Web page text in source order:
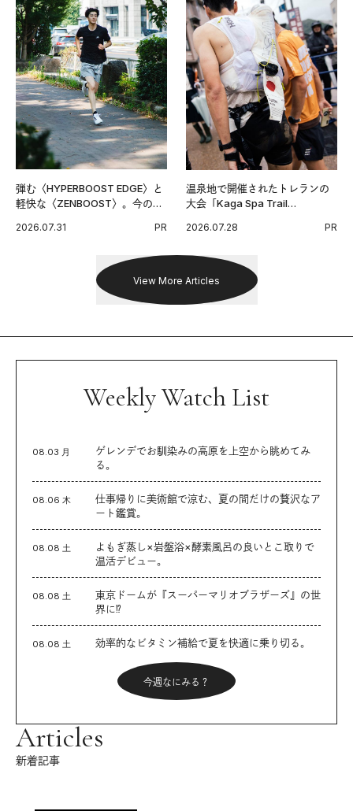
弾む〈HYPERBOOST EDGE〉と
軽快な〈ZENBOOST〉。今の時
出した新機軸。
2026.07.31 PR
温泉地で開催されたトレランの
大会「Kaga Spa Trail
戦を夢見るランナーたちの奮闘
2026.07.28 PR
View More Articles
Weekly Watch List
08.03 月
ゲレンデでお馴染みの高原を上空から眺めてみ
る。
08.06 木
仕事帰りに美術館で涼む、夏の間だけの贅沢なア
ート鑑賞。
08.08 土
よもぎ蒸し×岩盤浴×酵素風呂の良いとこ取りで
温活デビュー。
08.08 土
東京ドームが『スーパーマリオブラザーズ』の世
界に⁉︎
08.08 土 効率的なビタミン補給で夏を快適に乗り切る。
今週なにみる？
Articles
新着記事